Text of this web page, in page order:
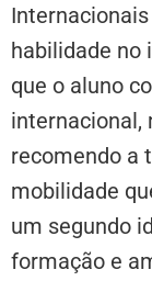
Internacionais
habilidade no
que o aluno
internacional,
recomendo a
mobilidade
um segundo
formação e